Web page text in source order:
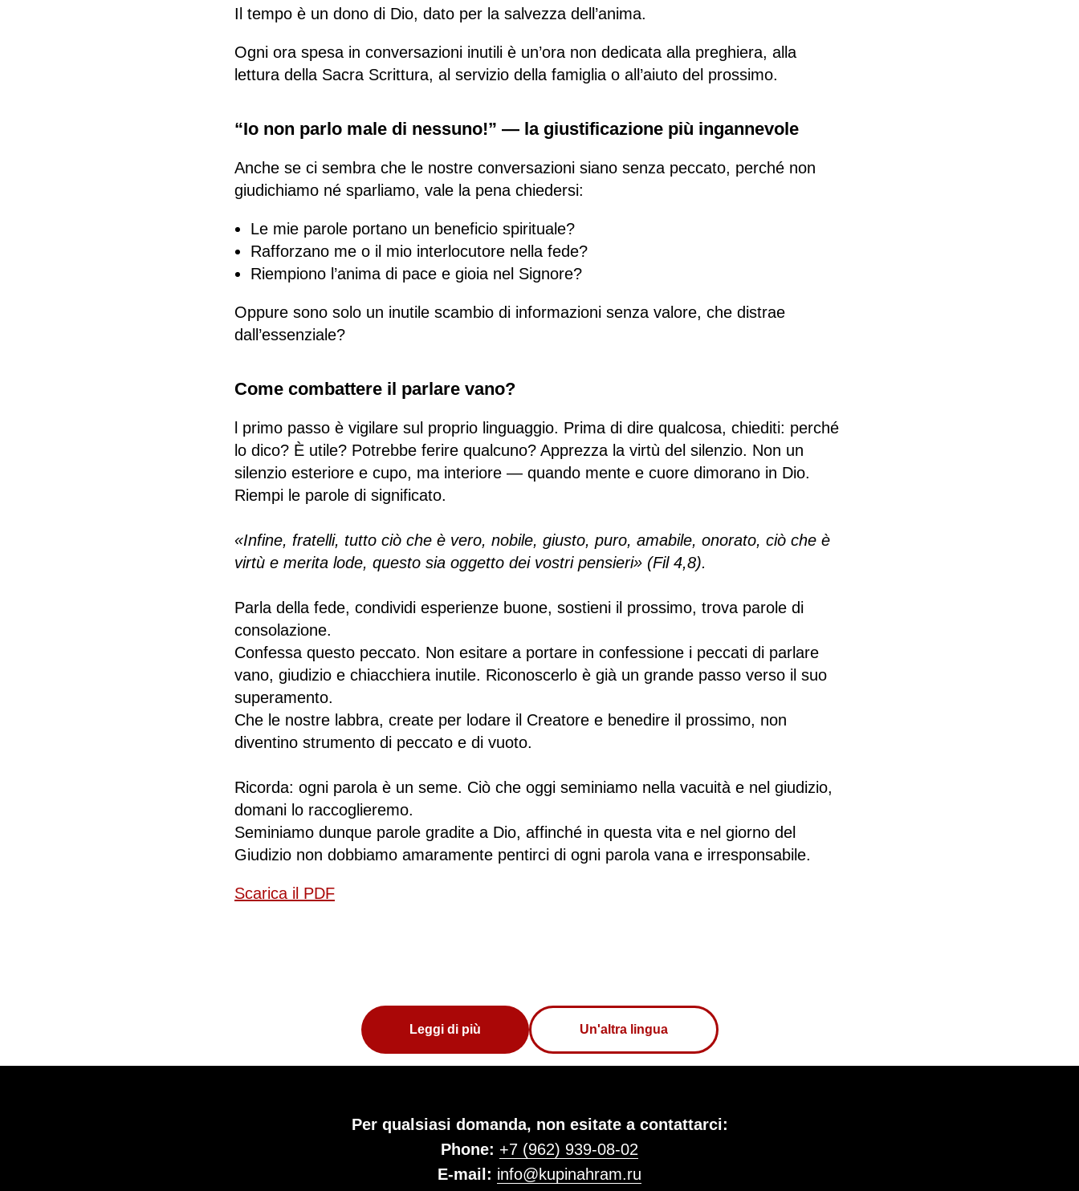
Il tempo è un dono di Dio, dato per la salvezza dell’anima.
Ogni ora spesa in conversazioni inutili è un’ora non dedicata alla preghiera, alla
lettura della Sacra Scrittura, al servizio della famiglia o all’aiuto del prossimo.
“Io non parlo male di nessuno!” — la giustificazione più ingannevole
Anche se ci sembra che le nostre conversazioni siano senza peccato, perché non
giudichiamo né sparliamo, vale la pena chiedersi:
Le mie parole portano un beneficio spirituale?
Rafforzano me o il mio interlocutore nella fede?
Riempiono l’anima di pace e gioia nel Signore?
Oppure sono solo un inutile scambio di informazioni senza valore, che distrae
dall’essenziale?
Come combattere il parlare vano?
l primo passo è vigilare sul proprio linguaggio. Prima di dire qualcosa, chiediti: perché
lo dico? È utile? Potrebbe ferire qualcuno? Apprezza la virtù del silenzio. Non un
silenzio esteriore e cupo, ma interiore — quando mente e cuore dimorano in Dio.
Riempi le parole di significato.
«Infine, fratelli, tutto ciò che è vero, nobile, giusto, puro, amabile, onorato, ciò che è
virtù e merita lode, questo sia oggetto dei vostri pensieri» (Fil 4,8).
Parla della fede, condividi esperienze buone, sostieni il prossimo, trova parole di
consolazione.
Confessa questo peccato. Non esitare a portare in confessione i peccati di parlare
vano, giudizio e chiacchiera inutile. Riconoscerlo è già un grande passo verso il suo
superamento.
Che le nostre labbra, create per lodare il Creatore e benedire il prossimo, non
diventino strumento di peccato e di vuoto.
Ricorda: ogni parola è un seme. Ciò che oggi seminiamo nella vacuità e nel giudizio,
domani lo raccoglieremo.
Seminiamo dunque parole gradite a Dio, affinché in questa vita e nel giorno del
Giudizio non dobbiamo amaramente pentirci di ogni parola vana e irresponsabile.
Scarica il PDF
Leggi di più Un'altra lingua
Per qualsiasi domanda, non esitate a contattarci:
Рhone: +7 (962) 939-08-02
E-mail: info@kupinahram.ru